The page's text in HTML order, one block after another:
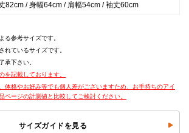
82cm / 身幅64cm / 肩幅54cm / 袖丈60cm
る参考サイズです。
れているサイズです。
承下さい。
を記載しております。
体格やお好み等でも個人差がございますため、お手持ちのアイ
ページの計測値と比較してご検討ください。
サイズガイドを見る